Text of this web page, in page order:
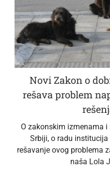
Novi Zakon o
rešava problem
O zakonskim izmenama
Srbiji, o radu
rešavanje ovog problema
naša Lola